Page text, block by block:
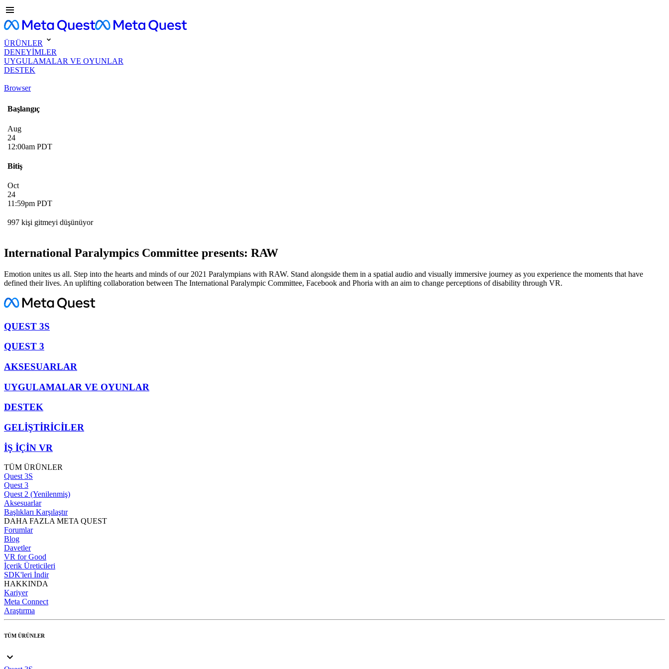
ÜRÜNLER
DENEYİMLER
UYGULAMALAR VE OYUNLAR
DESTEK
Browser
Başlangıç
Aug
24
12:00am PDT
Bitiş
Oct
24
11:59pm PDT
997 kişi gitmeyi düşünüyor
International Paralympics Committee presents: RAW
Emotion unites us all. Step into the hearts and minds of our 2021 Paralympians with RAW. Stand alongside them in a spatial audio and visually immersive journey as you experience the moments that have
defined their lives. An uplifting collaboration between The International Paralympic Committee, Facebook and Phoria with an aim to change perceptions of disability through VR.
QUEST 3S
QUEST 3
AKSESUARLAR
UYGULAMALAR VE OYUNLAR
DESTEK
GELİŞTİRİCİLER
İŞ İÇİN VR
TÜM ÜRÜNLER
Quest 3S
Quest 3
Quest 2 (Yenilenmiş)
Aksesuarlar
Başlıkları Karşılaştır
DAHA FAZLA META QUEST
Forumlar
Blog
Davetler
VR for Good
İçerik Üreticileri
SDK'leri İndir
HAKKINDA
Kariyer
Meta Connect
Araştırma
TÜM ÜRÜNLER